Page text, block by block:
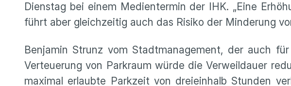
Dienstag bei einem Medientermin der IHK. „Eine
führt aber gleichzeitig auch das Risiko der Minderung
Benjamin Strunz vom Stadtmanagement, der auch
Verteuerung von Parkraum würde die Verweildauer
maximal erlaubte Parkzeit von dreieinhalb Stunden